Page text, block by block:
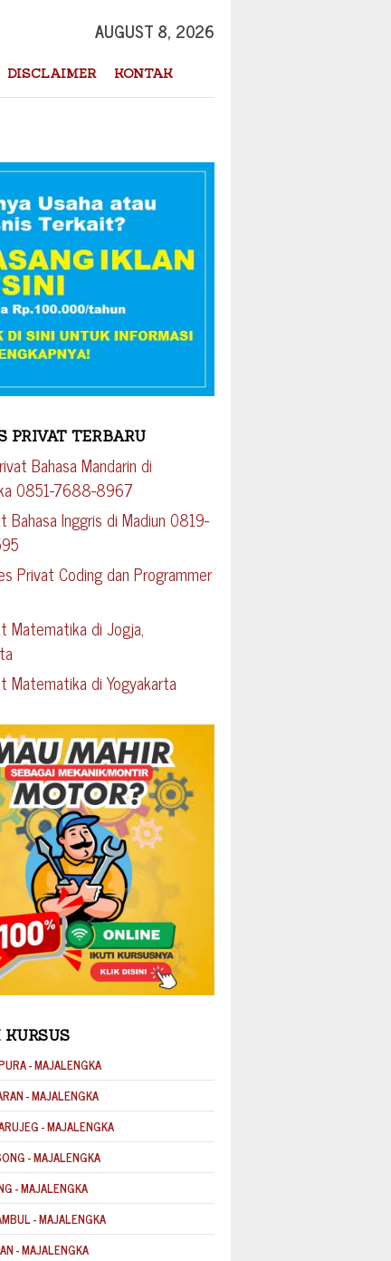
AUGUST 8, 2026
DISCLAIMER KONTAK
PRIVAT TERBARU
Bahasa Mandarin di
0851-7688-8967
Bahasa Inggris di Madiun 0819-
Privat Coding dan Programmer
Matematika di Jogja,
Matematika di Yogyakarta
KURSUS
- MAJALENGKA
- MAJALENGKA
- MAJALENGKA
- MAJALENGKA
- MAJALENGKA
- MAJALENGKA
- MAJALENGKA